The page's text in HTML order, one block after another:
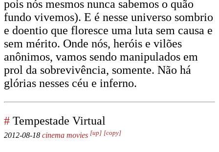
pois nós mesmos nunca sabemos o quão
fundo vivemos). E é nesse universo sombrio
e doentio que floresce uma luta sem causa e
sem mérito. Onde nós, heróis e vilões
anônimos, vamos sendo manipulados em
prol da sobrevivência, somente. Não há
glórias nesses céu e inferno.
# Tempestade Virtual
2012-08-18 cinema movies [up] [copy]